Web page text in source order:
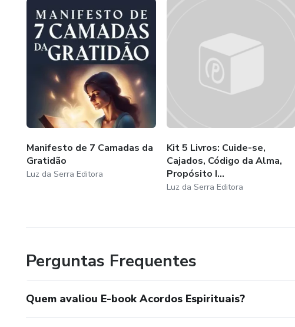
Manifesto de 7 Camadas da
Gratidão
Luz da Serra Editora
Kit 5 Livros: Cuide-se,
Cajados, Código da Alma,
Propósito I...
Luz da Serra Editora
Perguntas Frequentes
Quem avaliou E-book Acordos Espirituais?